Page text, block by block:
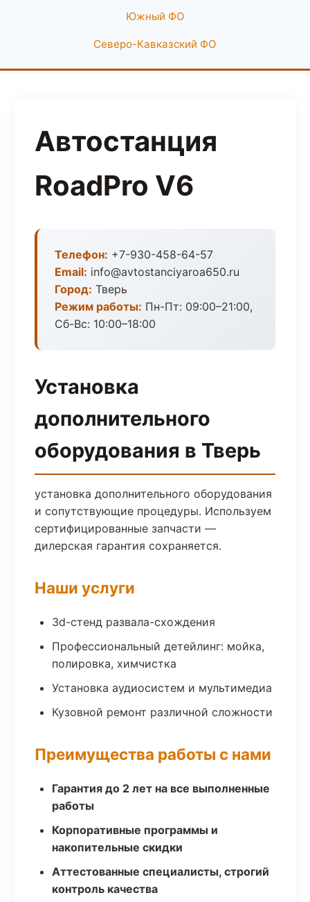
Южный ФО
Северо-Кавказский ФО
Автостанция
RoadPro V6
Телефон: +7-930-458-64-57
Email: info@avtostanciyaroa650.ru
Город: Тверь
Режим работы: Пн-Пт: 09:00–21:00,
Сб-Вс: 10:00–18:00
Установка
дополнительного
оборудования в Тверь
установка дополнительного оборудования
и сопутствующие процедуры. Используем
сертифицированные запчасти —
дилерская гарантия сохраняется.
Наши услуги
3d-стенд развала-схождения
Профессиональный детейлинг: мойка,
полировка, химчистка
Установка аудиосистем и мультимедиа
Кузовной ремонт различной сложности
Преимущества работы с нами
Гарантия до 2 лет на все выполненные
работы
Корпоративные программы и
накопительные скидки
Аттестованные специалисты, строгий
контроль качества